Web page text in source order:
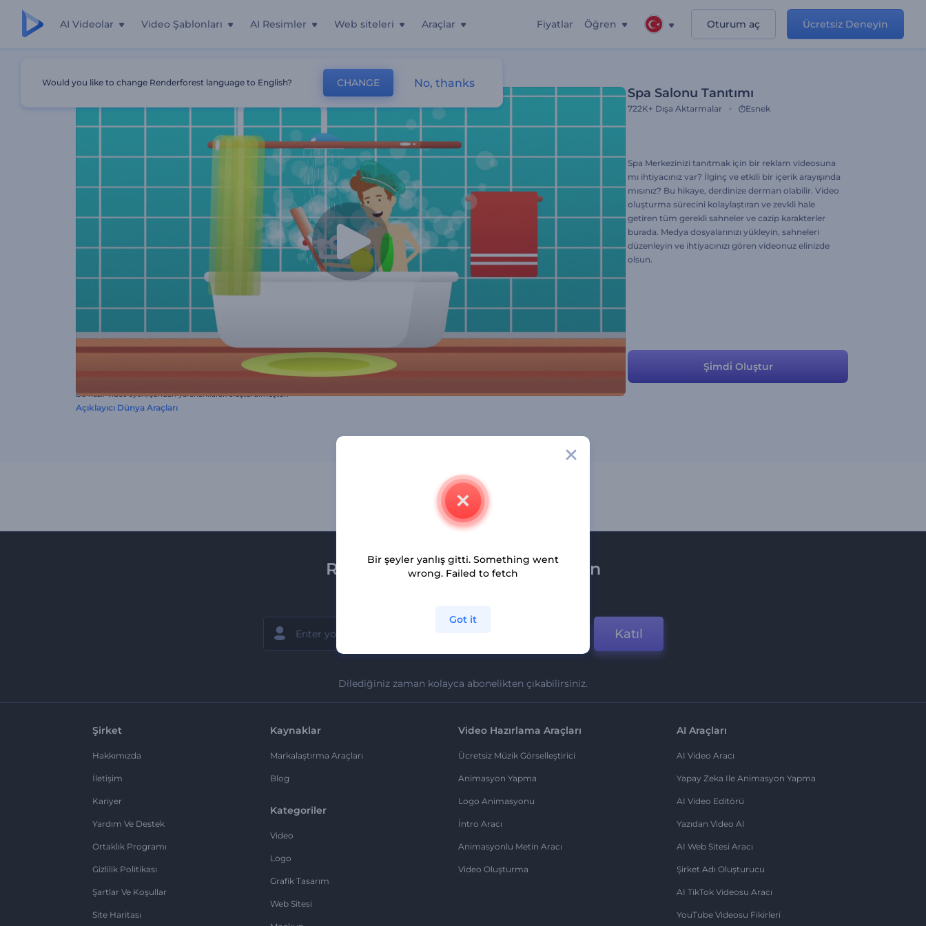
AI Videolar Video Şablonları AI Resimler Web siteleri Araçlar Fiyatlar Öğren Oturum aç Ücretsiz Deneyin
Spa Salonu Tanıtımı
722K+ Dışa Aktarmalar Esnek
Spa Merkezinizi tanıtmak için bir reklam videosuna
mı ihtiyacınız var? İlginç ve etkili bir içerik arayışında
mısınız? Bu hikaye, derdinize derman olabilir. Video
oluşturma sürecini kolaylaştıran ve zevkli hale
getiren tüm gerekli sahneler ve cazip karakterler
burada. Medya dosyalarınızı yükleyin, sahneleri
düzenleyin ve ihtiyacınızı gören videonuz elinizde
olsun.
Şi̇mdi̇ Oluştur
Bu hazır video ayarı, şundan yararlanılarak oluşturulmuştur:
Açıklayıcı Dünya Araçları
Renderforest bültenine üye olun
Katıl
Dilediğiniz zaman kolayca abonelikten çıkabilirsiniz.
Şirket
Hakkımızda
İletişim
Kariyer
Yardım Ve Destek
Ortaklık Programı
Gizlilik Politikası
Şartlar Ve Koşullar
Site Haritası
Kaynaklar
Markalaştırma Araçları
Blog
Kategoriler
Video
Logo
Grafik Tasarım
Web Sitesi
Video Hazırlama Araçları
Ücretsiz Müzik Görselleştirici
Animasyon Yapma
Logo Animasyonu
İntro Aracı
Animasyonlu Metin Aracı
Video Oluşturma
AI Araçları
AI Video Aracı
Yapay Zeka Ile Animasyon Yapma
AI Video Editörü
Yazıdan Video AI
AI Web Sitesi Aracı
Şirket Adı Oluşturucu
AI TikTok Videosu Aracı
YouTube Videosu Fikirleri
Would you like to change Renderforest language to English? CHANGE No, thanks
Bir şeyler yanlış gitti. Something went
wrong. Failed to fetch
Got it